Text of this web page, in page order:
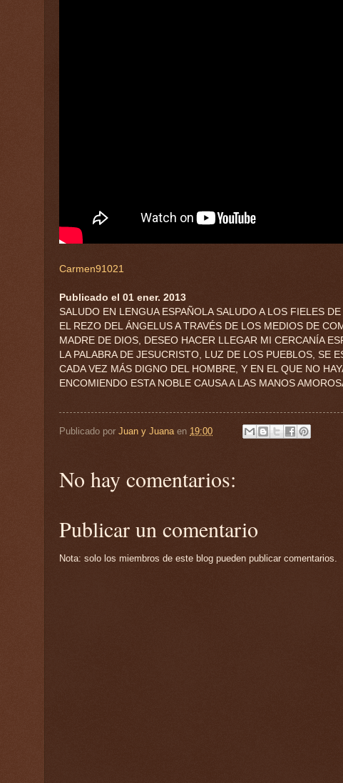
Carmen91021
Publicado el 01 ener. 2013
SALUDO EN LENGUA ESPAÑOLA SALUDO A LOS FIELES
EL REZO DEL ÁNGELUS A TRAVÉS DE LOS MEDIOS DE
MADRE DE DIOS, DESEO HACER LLEGAR MI CERCANÍA
LA PALABRA DE JESUCRISTO, LUZ DE LOS PUEBLOS, SE
CADA VEZ MÁS DIGNO DEL HOMBRE, Y EN EL QUE NO
ENCOMIENDO ESTA NOBLE CAUSA A LAS MANOS
Publicado por Juan y Juana en 19:00
No hay comentarios:
Publicar un comentario
Nota: solo los miembros de este blog pueden publicar comentarios.